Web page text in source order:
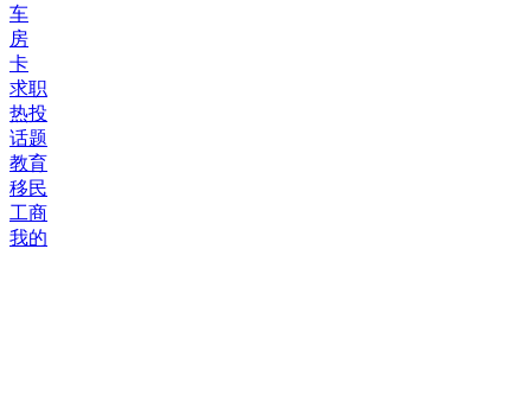
车
房
卡
求职
热投
话题
教育
移民
工商
我的